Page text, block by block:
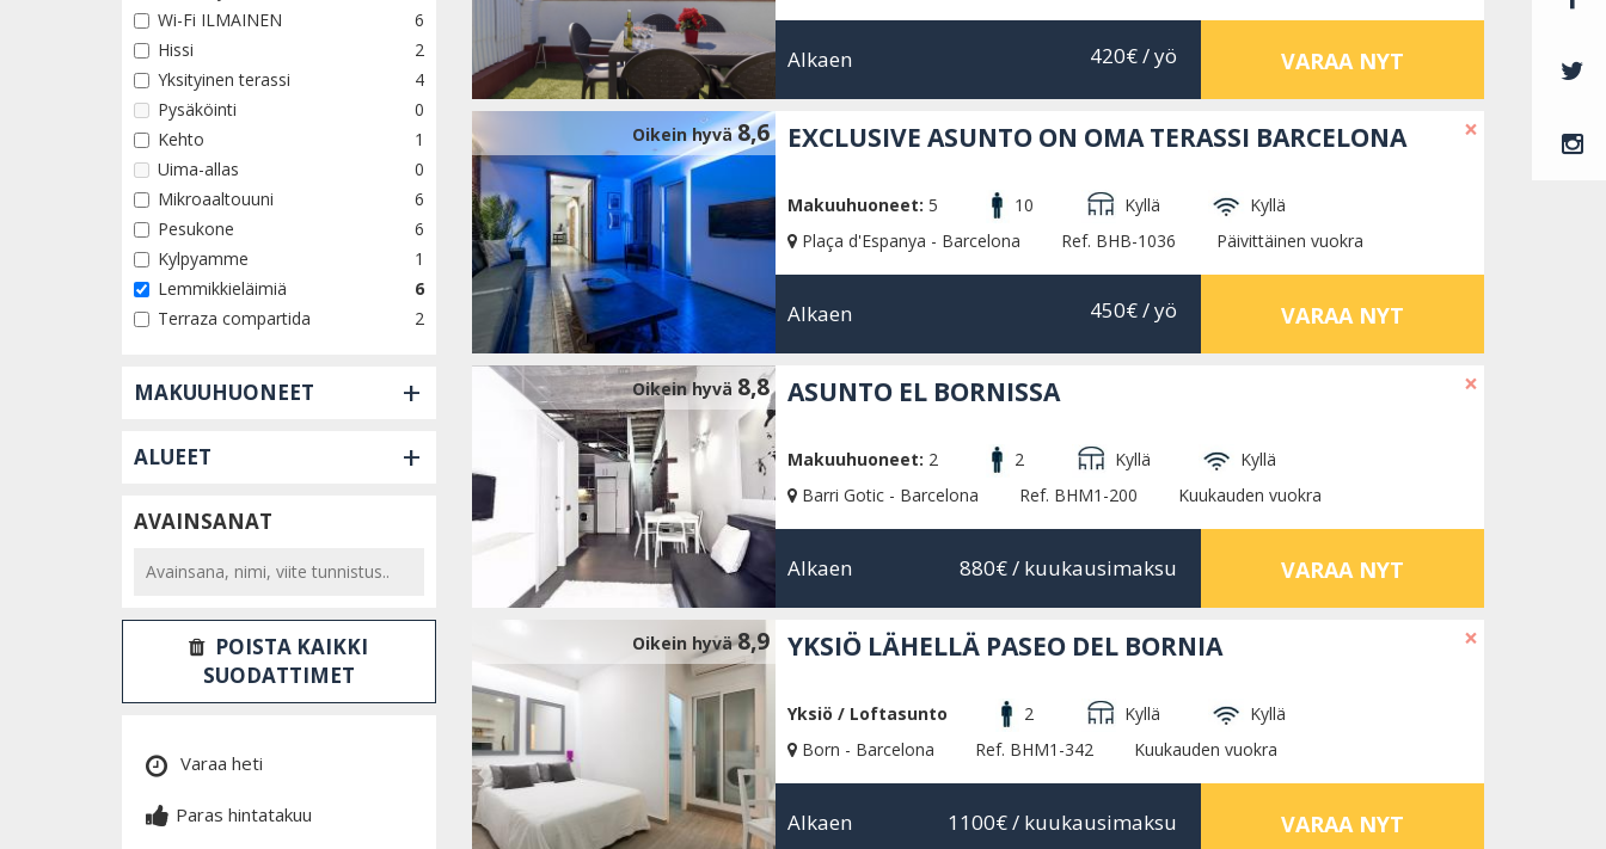
Wi-Fi ILMAINEN
6
Hissi
2
Yksityinen terassi
4
Pysäköinti
0
Kehto
1
Uima-allas
0
Mikroaaltouuni
6
Pesukone
6
Kylpyamme
1
Lemmikkieläimiä
6
Terraza compartida
2
MAKUUHUONEET +
ALUEET +
AVAINSANAT
POISTA KAIKKI
SUODATTIMET
Varaa heti
Paras hintatakuu
Alkaen 420€/ yö VARAA NYT
Oikein hyvä8,6 ×
EXCLUSIVE ASUNTO ON OMA TERASSI BARCELONA
Makuuhuoneet: 5 10 Kyllä
Kyllä
Plaça d'Espanya - Barcelona
Ref. BHB-1036 Päivittäinen vuokra
Alkaen 450€/ yö VARAA NYT
Oikein hyvä 8,8 ×
ASUNTO EL BORNISSA
Makuuhuoneet: 2 2 Kyllä
Kyllä
Barri Gotic - Barcelona
Ref. BHM1-200 Kuukauden vuokra
Alkaen 880€/ kuukausimaksu VARAA NYT
Oikein hyvä8,9 ×
YKSIÖ LÄHELLÄ PASEO DEL BORNIA
Yksiö / Loftasunto 2 Kyllä
Kyllä
Born - Barcelona
Ref. BHM1-342 Kuukauden vuokra
Alkaen 1100€/ kuukausimaksu VARAA NYT